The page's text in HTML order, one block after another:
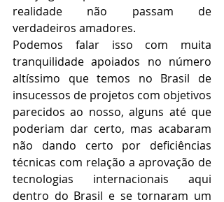
realidade não passam de
verdadeiros amadores.
Podemos falar isso com muita
tranquilidade apoiados no número
altíssimo que temos no Brasil de
insucessos de projetos com objetivos
parecidos ao nosso, alguns até que
poderiam dar certo, mas acabaram
não dando certo por deficiências
técnicas com relação a aprovação de
tecnologias internacionais aqui
dentro do Brasil e se tornaram um